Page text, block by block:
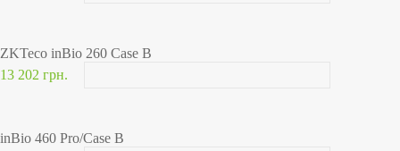
ZKTeco inBio 260 Case B
13 202 грн.
inBio 460 Pro/Case B